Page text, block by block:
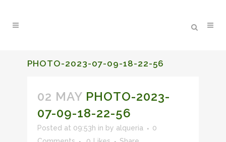
PHOTO-2023-07-09-18-22-56
02 MAY PHOTO-2023-
07-09-18-22-56
Posted at 09:53h in by alqueria
0